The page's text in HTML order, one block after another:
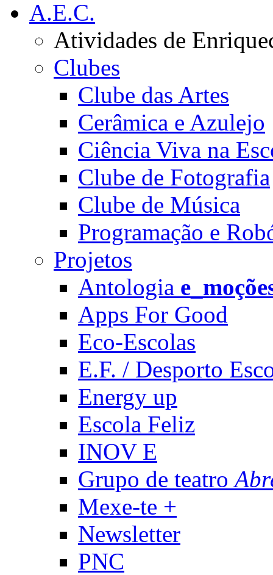
A.E.C.
Atividades de
Clubes
Clube das Artes
Cerâmica e Azulejo
Ciência Viva na
Clube de Fotografia
Clube de Música
Programação e
Projetos
Antologia
Apps For Good
Eco-Escolas
E.F. / Desporto
Energy up
Escola Feliz
INOV E
Grupo de teatro
Mexe-te +
Newsletter
PNC